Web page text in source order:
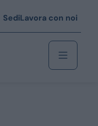
SediLavora con noi